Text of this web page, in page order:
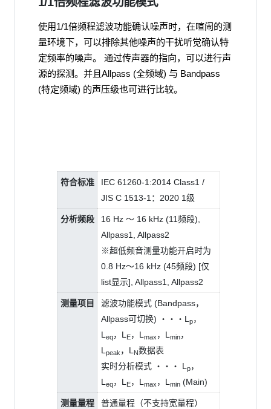
使用1/1倍频程滤波功能确认噪声时，在喧闹的测
量环境下，可以排除其他噪声的干扰听觉确认特
定频率的噪声。 通过传声器的指向，可以进行声
源的探测。并且Allpass (全频域) 与 Bandpass
(特定频域) 的声压级也可进行比较。
符合标准
IEC 61260-1:2014 Class1 /
JIS C 1513-1：2020 1级
分析频段
16 Hz ～ 16 kHz (11频段),
Allpass1, Allpass2
※超低频音测量功能开启时为
0.8 Hz～16 kHz (45频段) [仅
list显示], Allpass1, Allpass2
测量项目
滤波功能模式 (Bandpass，
Allpass可切换) ・・・Lp，
Leq，LE，Lmax ，Lmin，
Lpeak ，LN数据表
实时分析模式 ・・・ Lp，
Leq，LE，Lmax ，Lmin(Main)
测量量程 普通量程（不支持宽量程）